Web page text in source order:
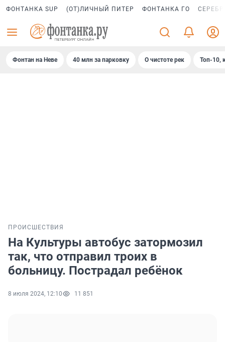
ФОНТАНКА SUP (ОТ)ЛИЧНЫЙ ПИТЕР ФОНТАНКА ГО
Фонтан на Неве 40 млн за парковку О чистоте рек Топ-10,
ПРОИСШЕСТВИЯ
На Культуры автобус затормозил
так, что отправил троих в
больницу. Пострадал ребёнок
8 июля 2024, 12:10 11 851